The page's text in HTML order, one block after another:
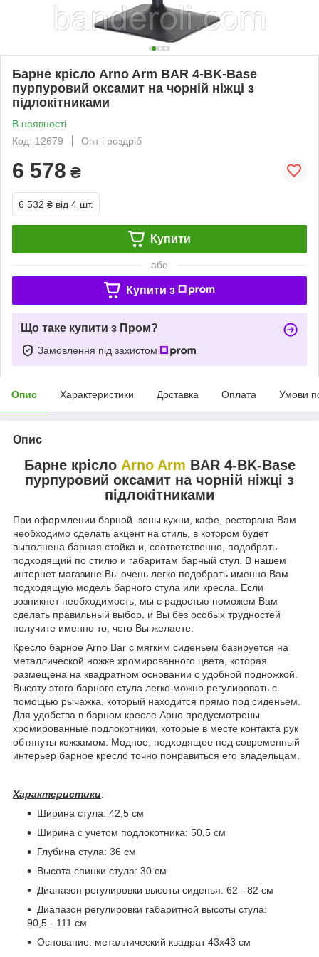
Барне крісло Arno Arm BAR 4-BK-Base
пурпуровий оксамит на чорній ніжці з
підлокітниками
В наявності
Код: 12679
Опт і роздріб
6 578 ₴
6 532 ₴ від 4 шт.
Купити
або
Купити з
Що таке купити з Пром?
Замовлення під захистом
Опис Характеристики Доставка Оплата Умови
Опис
Барне крісло Arno Arm BAR 4-BK-Base
пурпуровий оксамит на чорній ніжці з
підлокітниками
При оформлении барной зоны кухни, кафе, ресторана Вам
необходимо сделать акцент на стиль, в котором будет
выполнена барная стойка и, соответственно, подобрать
подходящий по стилю и габаритам барный стул. В нашем
интернет магазине Вы очень легко подобрать именно Вам
подходящую модель барного стула или кресла. Если
возникнет необходимость, мы с радостью поможем Вам
сделать правильный выбор, и Вы без особых трудностей
получите именно то, чего Вы желаете.
Кресло барное Arno Bar с мягким сиденьем базируется на
металлической ножке хромированного цвета, которая
размещена на квадратном основании с удобной подножкой.
Высоту этого барного стула легко можно регулировать с
помощью рычажка, который находится прямо под сиденьем.
Для удобства в барном кресле Арно предусмотрены
хромированные подлокотники, которые в месте контакта рук
обтянуты кожзамом. Модное, подходящее под современный
интерьер барное кресло точно понравиться его владельцам.
Характеристики:
Ширина стула: 42,5 см
Ширина с учетом подлокотника: 50,5 см
Глубина стула: 36 см
Высота спинки стула: 30 см
Диапазон регулировки высоты сиденья: 62 - 82 см
Диапазон регулировки габаритной высоты стула:
90,5 - 111 см
Основание: металлический квадрат 43х43 см